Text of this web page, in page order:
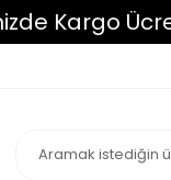
Kargo Ücretsiz